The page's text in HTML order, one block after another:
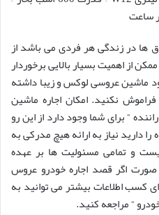
ها در زندگی هر فردی می باشد از
از اهمیت بسیار بالایی برخوردار
ماشین عروسی لوکس و زیبا داشته
نکنید. امکان اجاره ماشین
” برای شما وجود دارد از این رو
دارید نیاز به ارائه هیچ مدرکی به
و تمامی مسئولیت ها بر عهده
صورت اگر قصد اجاره خودرو عروس
کسب اطلاعات بیشتر می توانید به
” مراجعه کنید.